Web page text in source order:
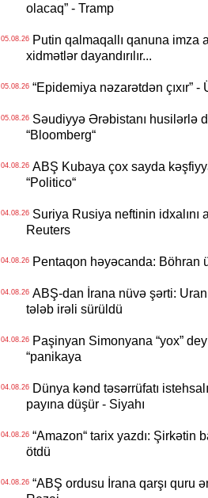
olacaq” - Tramp
05.08.26Putin qalmaqallı qanuna imza
xidmətlər dayandırılır...
05.08.26“Epidemiya nəzarətdən çıxır” -
05.08.26Səudiyyə Ərəbistanı husilərlə
“Bloomberg“
04.08.26ABŞ Kubaya çox sayda
“Politico“
04.08.26Suriya Rusiya neftinin idxalını
Reuters
04.08.26Pentaqon həyəcanda: Böhran
04.08.26ABŞ-dan İrana nüvə şərti: Uran
tələb irəli sürüldü
04.08.26Paşinyan Simonyana “yox”
“panikaya
04.08.26Dünya kənd təsərrüfatı
payına düşür - Siyahı
04.08.26“Amazon“ tarix yazdı: Şirkətin
ötdü
04.08.26“ABŞ ordusu İrana qarşı quru